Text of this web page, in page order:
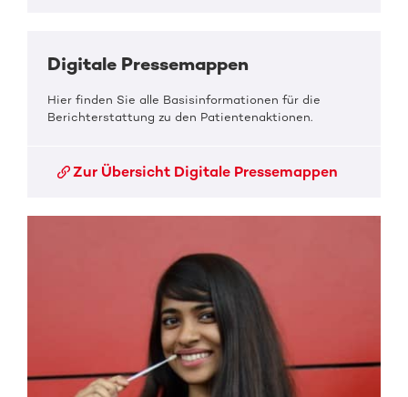
Digitale Pressemappen
Hier finden Sie alle Basisinformationen für die
Berichterstattung zu den Patientenaktionen.
Zur Übersicht Digitale Pressemappen